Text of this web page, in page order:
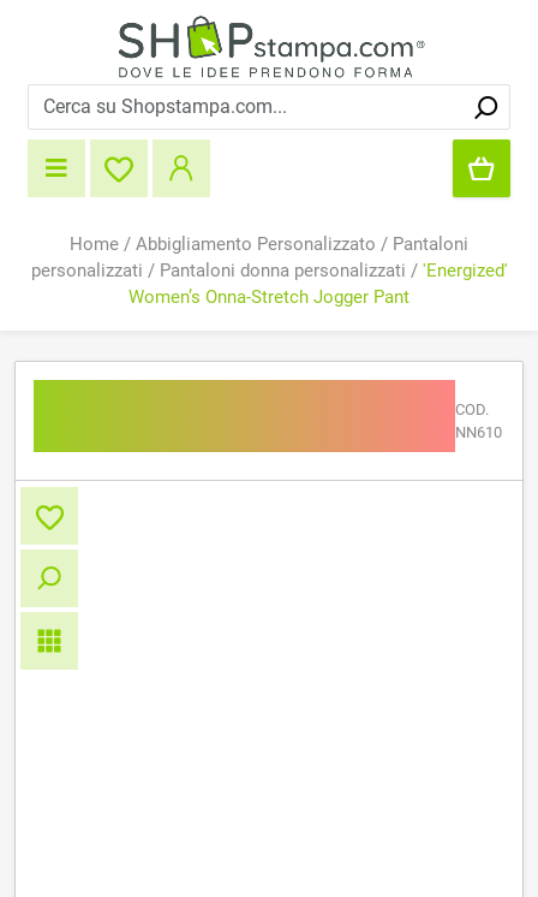
Home / Abbigliamento Personalizzato / Pantaloni
personalizzati / Pantaloni donna personalizzati / 'Energized'
Women’s Onna-Stretch Jogger Pant
COD.
NN610